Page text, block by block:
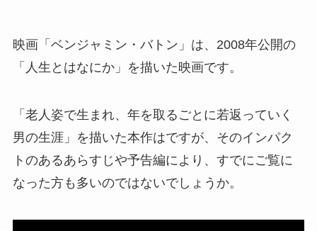
映画「ベンジャミン・バトン」は、2008年公開の
「人生とはなにか」を描いた映画です。
「老人姿で生まれ、年を取るごとに若返っていく
男の生涯」を描いた本作はですが、そのインパク
トのあるあらすじや予告編により、すでにご覧に
なった方も多いのではないでしょうか。